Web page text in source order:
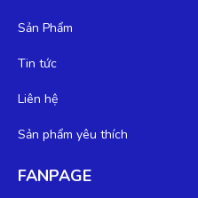
Sản Phẩm
Tin tức
Liên hệ
Sản phẩm yêu thích
FANPAGE